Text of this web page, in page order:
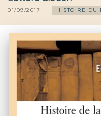
01/09/2017 HISTOIRE DU